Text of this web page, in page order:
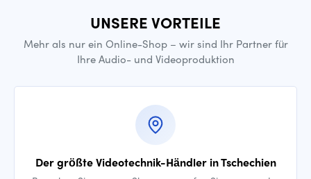
UNSERE VORTEILE
Mehr als nur ein Online-Shop – wir sind Ihr Partner für
Ihre Audio- und Videoproduktion
Der größte Videotechnik-Händler in Tschechien